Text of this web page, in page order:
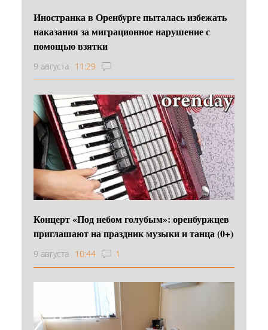
Иностранка в Оренбурге пыталась избежать
наказания за миграционное нарушение с
помощью взятки
9 августа 11:29
Концерт «Под небом голубым»: оренбуржцев
приглашают на праздник музыки и танца (0+)
9 августа 10:44 1